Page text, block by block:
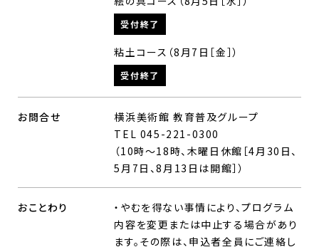
受付終了
粘土コース（8月7日［金］）
受付終了
お問合せ
横浜美術館 教育普及グループ
TEL 045-221-0300
（10時～18時、木曜日休館［4月30日、
5月7日、8月13日は開館］）
おことわり
・やむを得ない事情により、プログラム
内容を変更または中止する場合があり
ます。その際は、申込者全員にご連絡し